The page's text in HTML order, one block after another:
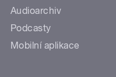
Audioarchiv
Podcasty
Mobilní aplikace